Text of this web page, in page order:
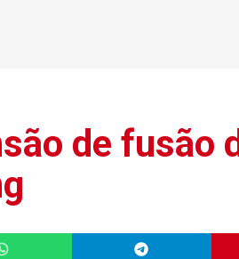
de fusão